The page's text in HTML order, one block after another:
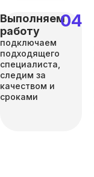
Выполняем
работу
подключаем
подходящего
специалиста,
следим за
качеством и
сроками